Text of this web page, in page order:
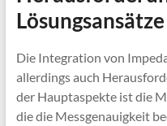
Die Integration von
allerdings auch
der Hauptaspekte ist die
die die Messgenauigkeit